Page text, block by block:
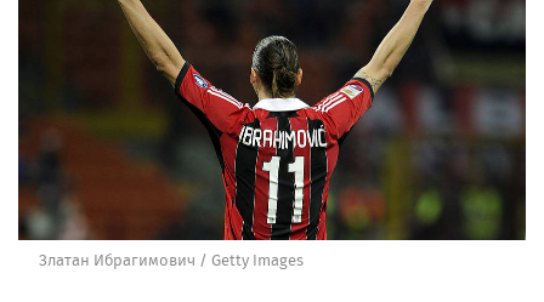
Златан Ибрагимович / Getty Images